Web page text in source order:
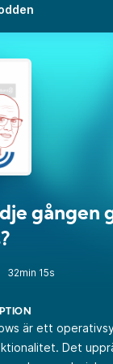
gången
32min 15s
är ett
Det